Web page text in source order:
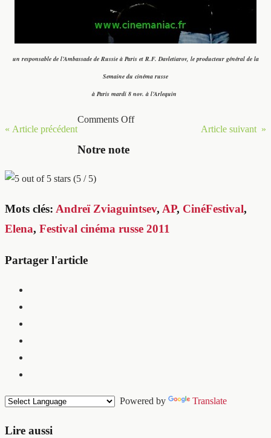
un responsable de l’Ambassade de Russie à Paris et R.F. Davletiarov, le producteur général de la
Semaine du cinéma russe
à Paris mardi 8 nov. à l’Arlequin
« Article précédent Article suivant »
Comments Off
Notre note
(5 / 5)
Mots clés: Andreï Zviaguintsev, AP, CinéFestival,
Elena, Festival cinéma russe 2011
Partager l'article
Powered by Translate
Lire aussi